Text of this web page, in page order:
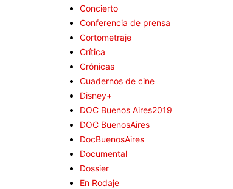
Concierto
Conferencia de prensa
Cortometraje
Crítica
Crónicas
Cuadernos de cine
Disney+
DOC Buenos Aires2019
DOC BuenosAires
DocBuenosAires
Documental
Dossier
En Rodaje